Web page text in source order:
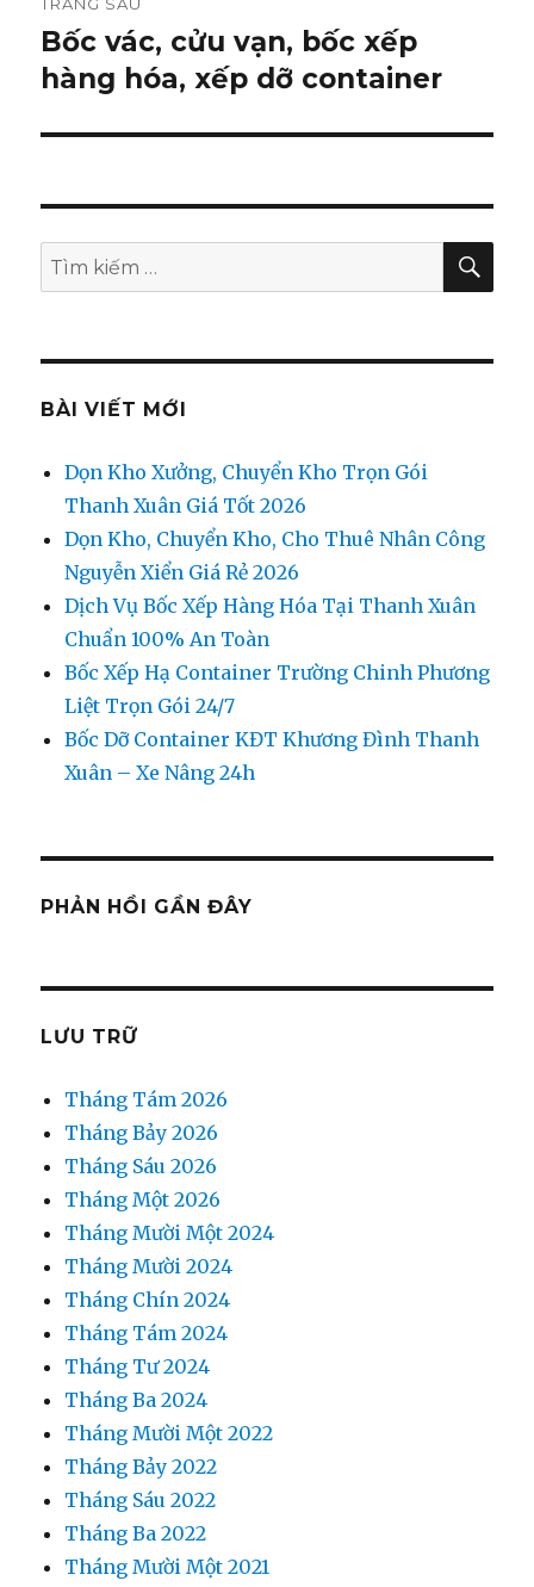
TRANG SAU
Bài
tiếp
Bốc vác, cửu vạn, bốc xếp
hàng hóa, xếp dỡ container
Tìm
kiếm:
TÌM
BÀI VIẾT MỚI
Dọn Kho Xưởng, Chuyển Kho Trọn Gói
Thanh Xuân Giá Tốt 2026
Dọn Kho, Chuyển Kho, Cho Thuê Nhân Công
Nguyễn Xiển Giá Rẻ 2026
Dịch Vụ Bốc Xếp Hàng Hóa Tại Thanh Xuân
Chuẩn 100% An Toàn
Bốc Xếp Hạ Container Trường Chinh Phương
Liệt Trọn Gói 24/7
Bốc Dỡ Container KĐT Khương Đình Thanh
Xuân – Xe Nâng 24h
PHẢN HỒI GẦN ĐÂY
LƯU TRỮ
Tháng Tám 2026
Tháng Bảy 2026
Tháng Sáu 2026
Tháng Một 2026
Tháng Mười Một 2024
Tháng Mười 2024
Tháng Chín 2024
Tháng Tám 2024
Tháng Tư 2024
Tháng Ba 2024
Tháng Mười Một 2022
Tháng Bảy 2022
Tháng Sáu 2022
Tháng Ba 2022
Tháng Mười Một 2021